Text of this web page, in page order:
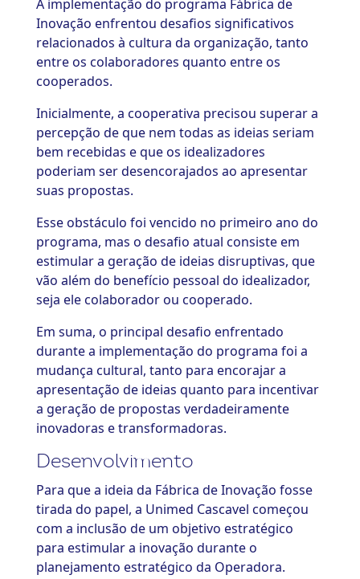
A implementação do programa Fábrica de
Inovação enfrentou desafios significativos
relacionados à cultura da organização, tanto
entre os colaboradores quanto entre os
cooperados.
Inicialmente, a cooperativa precisou superar a
percepção de que nem todas as ideias seriam
bem recebidas e que os idealizadores
poderiam ser desencorajados ao apresentar
suas propostas.
Esse obstáculo foi vencido no primeiro ano do
programa, mas o desafio atual consiste em
estimular a geração de ideias disruptivas, que
vão além do benefício pessoal do idealizador,
seja ele colaborador ou cooperado.
Em suma, o principal desafio enfrentado
durante a implementação do programa foi a
mudança cultural, tanto para encorajar a
apresentação de ideias quanto para incentivar
a geração de propostas verdadeiramente
inovadoras e transformadoras.
Desenvolvimento
Para que a ideia da Fábrica de Inovação fosse
tirada do papel, a Unimed Cascavel começou
com a inclusão de um objetivo estratégico
para estimular a inovação durante o
planejamento estratégico da Operadora.